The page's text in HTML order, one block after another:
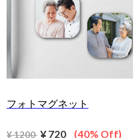
フォトマグネット
¥ 1200 ¥ 720 (40% Off)